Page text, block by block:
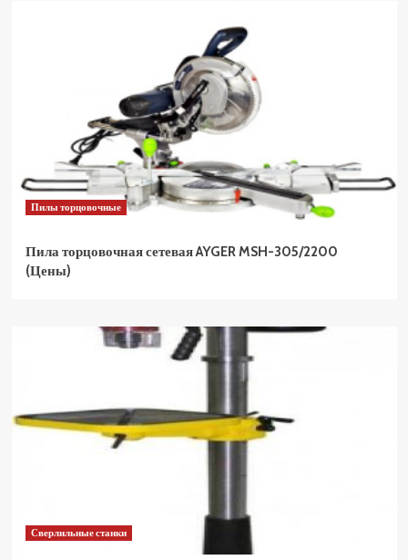
Пилы торцовочные
Пила торцовочная сетевая AYGER MSH-305/2200
(Цены)
Сверлильные станки